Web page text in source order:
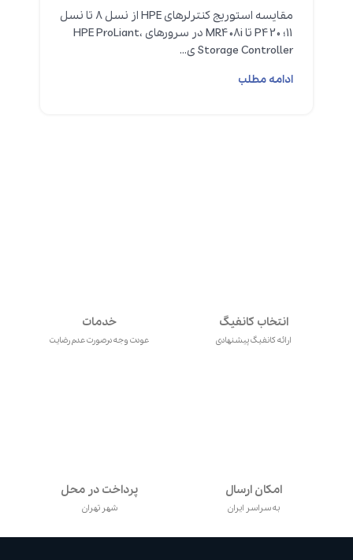
مقایسه استوریج کنترلرهای HPE از نسل 8 تا نسل
11؛ P420 تا MR408i در سرورهای HPE ProLiant،
Storage Controller ی...
ادامه مطلب
انتخاب کانفیگ
ارائه کانفیگ پیشنهادی
خدمات
عودت وجه درصورت عدم رضایت
امکان ارسال
به سراسر ایران
پرداخت در محل
شهر تهران